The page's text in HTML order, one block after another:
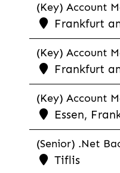
(Key) Account
Frankfurt
(Key) Account
Frankfurt
(Key) Account
Essen,
(Senior) .Net
Tiflis